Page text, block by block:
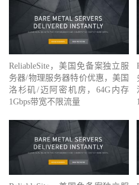
ReliableSite，美国免备案独立服
务器/物理服务器特价优惠，美国
洛杉矶/迈阿密机房，64G内存
1Gbps带宽不限流量